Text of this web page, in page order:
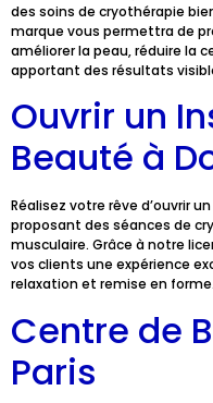
des soins de cryothérapie
marque vous permettra de
améliorer la peau, réduire la
apportant des résultats
Ouvrir un
Beauté à
Réalisez votre rêve d’ouvrir
proposant des séances de
musculaire. Grâce à notre
vos clients une expérience
relaxation et remise en forme.
Centre de
Paris